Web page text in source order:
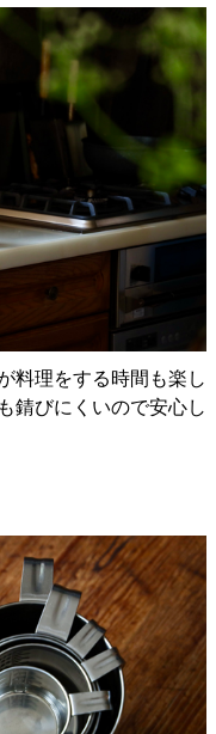
料理をする時間も楽し
錆びにくいので安心し